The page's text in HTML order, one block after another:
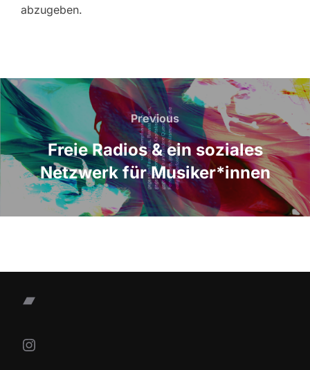
abzugeben.
Beitragsnavigation
Previous
Previous
Freie Radios & ein soziales
Netzwerk für Musiker*innen
Bandcamp
Instagram